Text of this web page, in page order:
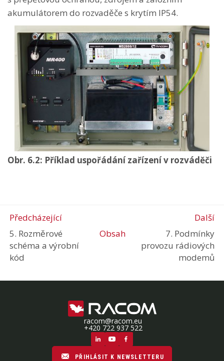
akumulátorem do rozvaděče s krytím IP54.
Obr. 6.2: Příklad uspořádání zařízení v rozváděči
Předcházející
Další
5. Rozměrové
schéma a výrobní
kód
Obsah
7. Podmínky
provozu rádiových
modemů
racom@racom.eu
+420 722 937 522
PŘIHLÁSIT K NEWSLETTERU